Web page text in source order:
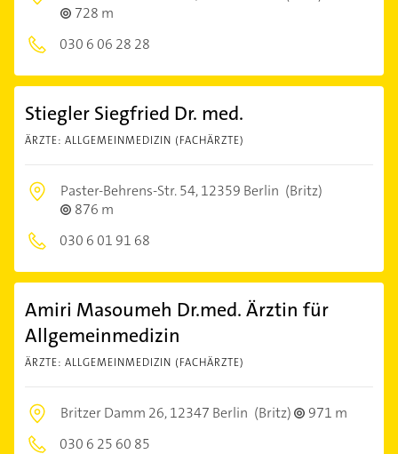
728 m
030 6 06 28 28
Stiegler Siegfried Dr. med.
ÄRZTE: ALLGEMEINMEDIZIN (FACHÄRZTE)
Paster-Behrens-Str. 54,12359 Berlin (Britz)
876 m
030 6 01 91 68
Amiri Masoumeh Dr.med. Ärztin für
Allgemeinmedizin
ÄRZTE: ALLGEMEINMEDIZIN (FACHÄRZTE)
Britzer Damm 26,12347 Berlin (Britz)
971 m
030 6 25 60 85